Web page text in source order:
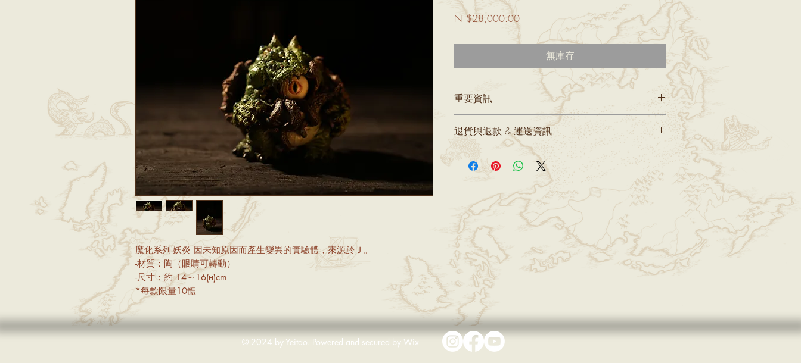
魔化系列-妖炎 因未知原因而產生變異的實驗體，來源於Ｊ。
-材質：陶（眼睛可轉動）
-尺寸：約 14～16(ʜ)cm
*每款限量10體
NT$28,000.00價
格
無庫存
重要資訊
1.所有產品皆為手工製作，線上訂單將隨機出貨。如有特
殊需求，請聯繫客服。
2.為避免爭議，請錄製開箱影片。
退貨與退款 & 運送資訊
1.依消保法的精神，網路購物適用於七天鑑賞期，但「鑑
賞期」非「試用期」。商品須在完整（包含其原包裝）且
可還原狀態下才能進行以下退貨。
傳藝工坊提供「只退不換」之服務，為簡化及加速取得適
合商品的流程，避開包裹因通路往返耗時耽誤了寶貴時
間， 若尺寸不合適或個人因素不滿意等因素需更換，請在
簽收包裹日起7日鑑賞期內辦理以下退貨，再重新下單購
買。
貼心提醒：如因非商品瑕疵而退換貨的次數過多或連續退
貨，為了保障其他會員權益，將視情況拒絕日後交易與取
消會員資格，請各位熱愛藝術與工藝的朋友成熟與理性購
2.當您收到貨品時，請立即打開檢查商品，若您的包裹發
現瑕疵或破損的狀況，請盡速以下列聯繫方式聯繫我們。
本工坊將提供破損、認定瑕疵免費更換的服務，由我方支
付來回之運費與手續費 (海外地區恕無法提供退換貨服務)
，收藏者請放心選購。如非上述請詳閱第3、4點。
© 2024 by Yeitao. Powered and secured by Wix